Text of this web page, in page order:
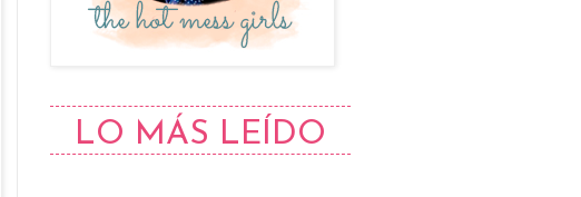
LO MÁS LEÍDO